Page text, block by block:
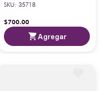
SKU: 35718
$700.00
Agregar